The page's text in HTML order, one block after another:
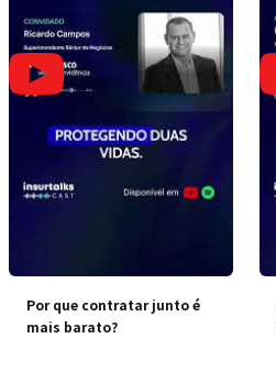
Por que contratar junto é
mais barato?